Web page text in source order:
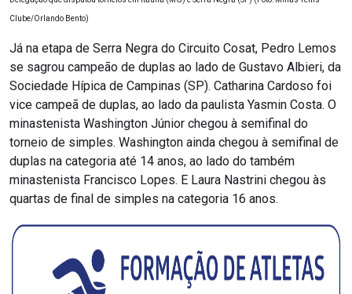
Clube/Orlando Bento)
Já na etapa de Serra Negra do Circuito Cosat, Pedro Lemos
se sagrou campeão de duplas ao lado de Gustavo Albieri, da
Sociedade Hípica de Campinas (SP). Catharina Cardoso foi
vice campeã de duplas, ao lado da paulista Yasmin Costa. O
minastenista Washington Júnior chegou à semifinal do
torneio de simples. Washington ainda chegou à semifinal de
duplas na categoria até 14 anos, ao lado do também
minastenista Francisco Lopes. E Laura Nastrini chegou às
quartas de final de simples na categoria 16 anos.